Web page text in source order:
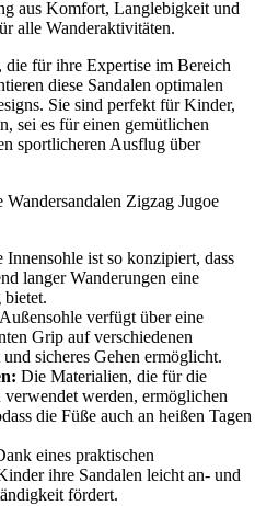
aus Komfort, Langlebigkeit und
alle Wanderaktivitäten.
für ihre Expertise im Bereich
diese Sandalen optimalen
Sie sind perfekt für Kinder,
sei es für einen gemütlichen
sportlicheren Ausflug über
Zigzag Jugoe
Innensohle ist so konzipiert, dass
langer Wanderungen eine
bietet.
verfügt über eine
Grip auf verschiedenen
sicheres Gehen ermöglicht.
Die Materialien, die für die
verwendet werden, ermöglichen
die Füße auch an heißen Tagen
eines praktischen
ihre Sandalen leicht an- und
fördert.